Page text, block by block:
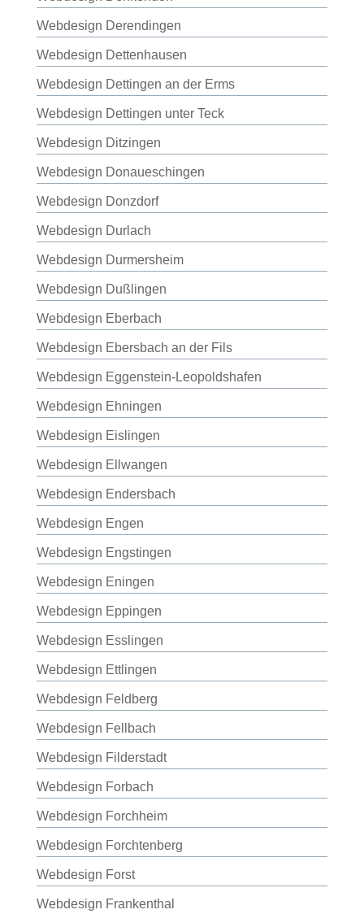
Webdesign Derendingen
Webdesign Dettenhausen
Webdesign Dettingen an der Erms
Webdesign Dettingen unter Teck
Webdesign Ditzingen
Webdesign Donaueschingen
Webdesign Donzdorf
Webdesign Durlach
Webdesign Durmersheim
Webdesign Dußlingen
Webdesign Eberbach
Webdesign Ebersbach an der Fils
Webdesign Eggenstein-Leopoldshafen
Webdesign Ehningen
Webdesign Eislingen
Webdesign Ellwangen
Webdesign Endersbach
Webdesign Engen
Webdesign Engstingen
Webdesign Eningen
Webdesign Eppingen
Webdesign Esslingen
Webdesign Ettlingen
Webdesign Feldberg
Webdesign Fellbach
Webdesign Filderstadt
Webdesign Forbach
Webdesign Forchheim
Webdesign Forchtenberg
Webdesign Forst
Webdesign Frankenthal